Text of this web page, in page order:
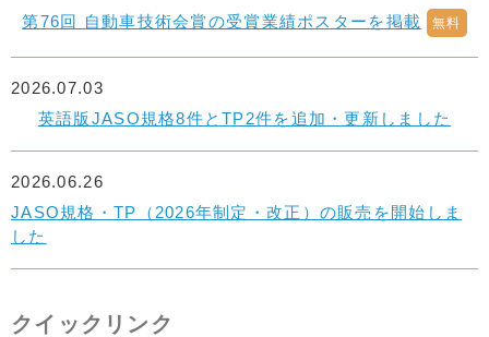
第76回 自動車技術会賞の受賞業績ポスターを掲載 無料
英語版JASO規格8件とTP2件を追加・更新しました
2026.07.03
JASO規格・TP（2026年制定・改正）の販売を開始しま
した
2026.06.26
クイックリンク